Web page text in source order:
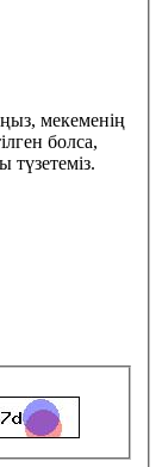
мекеменің
болса,
түзетеміз.